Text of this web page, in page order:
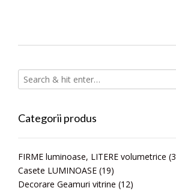
Categorii produs
FIRME luminoase, LITERE volumetrice
Casete LUMINOASE (19)
Decorare Geamuri vitrine (12)